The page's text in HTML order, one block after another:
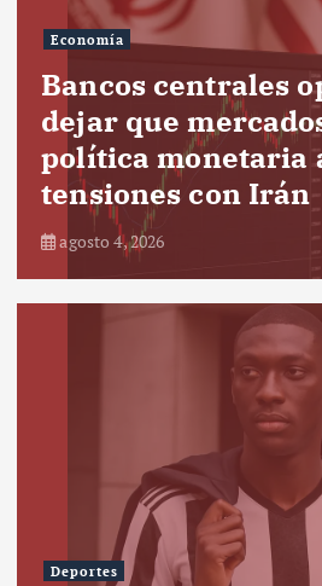
Economía
Bancos centrales
dejar que
política monetaria
tensiones con Irán
agosto 4, 2026
Deportes